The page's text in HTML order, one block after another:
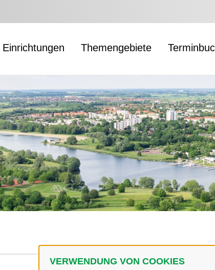
VERWENDUNG VON COOKIES
Einrichtungen Themengebiete